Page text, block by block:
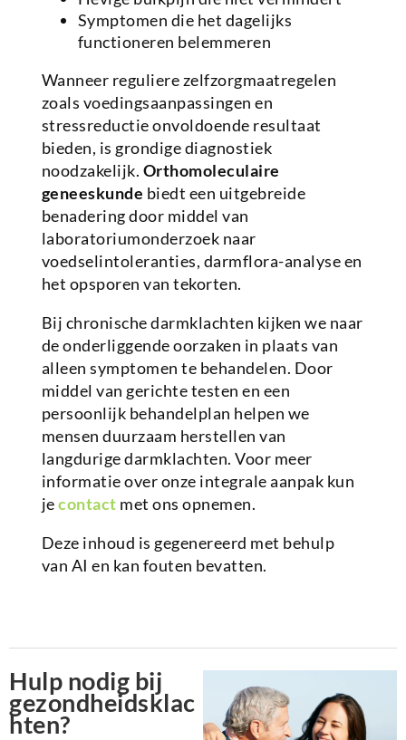
Symptomen die het dagelijks
functioneren belemmeren
Wanneer reguliere zelfzorgmaatregelen
zoals voedingsaanpassingen en
stressreductie onvoldoende resultaat
bieden, is grondige diagnostiek
noodzakelijk. Orthomoleculaire
geneeskunde biedt een uitgebreide
benadering door middel van
laboratoriumonderzoek naar
voedselintoleranties, darmflora-analyse en
het opsporen van tekorten.
Bij chronische darmklachten kijken we naar
de onderliggende oorzaken in plaats van
alleen symptomen te behandelen. Door
middel van gerichte testen en een
persoonlijk behandelplan helpen we
mensen duurzaam herstellen van
langdurige darmklachten. Voor meer
informatie over onze integrale aanpak kun
jecontact met ons opnemen.
Deze inhoud is gegenereerd met behulp
van AI en kan fouten bevatten.
Hulp nodig bij
gezondheidsklac
hten?